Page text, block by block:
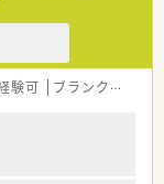
験可 ブランク可